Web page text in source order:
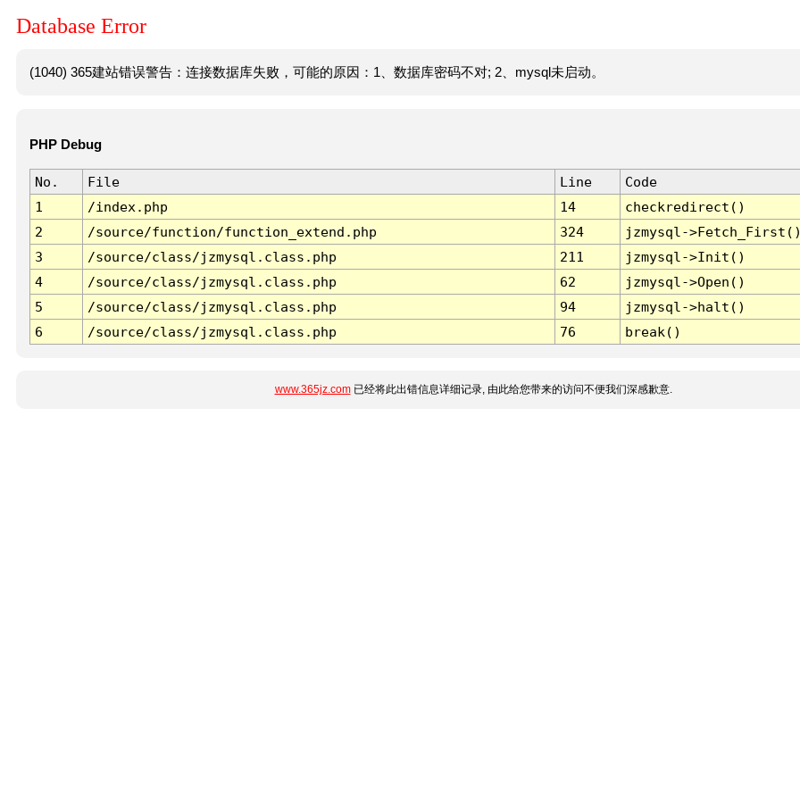
Database Error
(1040) 365建站错误警告：连接数据库失败，可能的原因：1、数据库密码不对; 2、mysql未启动。
PHP Debug
No. File Line
Code
1
/index.php 14
checkredirect()
2
/source/function/function_extend.php 324
jzmysql-
3
/source/class/jzmysql.class.php 211
jzmysql->Init()
4
/source/class/jzmysql.class.php 62
jzmysql->Open()
5
/source/class/jzmysql.class.php 94
jzmysql->halt()
6
/source/class/jzmysql.class.php 76 break()
www.365jz.com已经将此出错信息详细记录, 由此给您带来的访问不便我们深感歉意.